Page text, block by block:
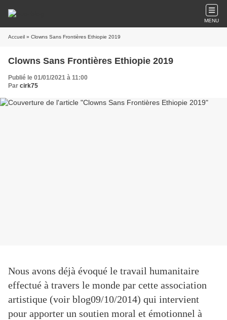
MENU
Accueil » Clowns Sans Frontières Ethiopie 2019
Clowns Sans Frontières Ethiopie 2019
Publié le 01/01/2021 à 11:00
Par cirk75
Nous avons déjà évoqué le travail humanitaire
effectué à travers le monde par cette association
artistique (voir blog09/10/2014) qui intervient
pour apporter un soutien moral et émotionnel à